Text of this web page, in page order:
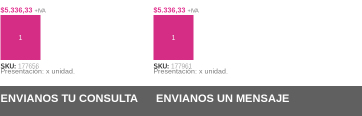
$5.336,33 +IVA
SKU: 177656
Presentación: x unidad.
$5.336,33 +IVA
SKU: 177961
Presentación: x unidad.
ENVIANOS TU CONSULTA ENVIANOS UN MENSAJE